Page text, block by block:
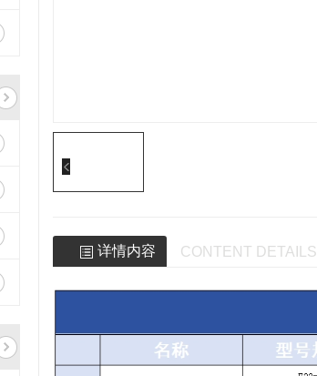
详情内容 CONTENT DETAILS